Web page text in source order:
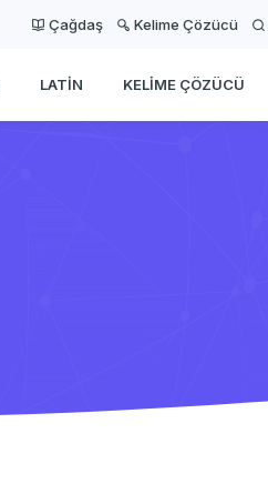
Çağdaş Kelime Çözücü
LATIN KELIME ÇÖZÜCÜ